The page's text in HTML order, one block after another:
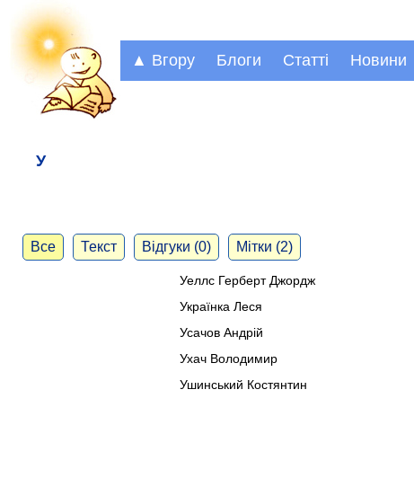
▲ Вгору Блоги Статті Новини
У
Все Текст Відгуки (0) Мітки (2)
Уеллс Герберт Джордж
Українка Леся
Усачов Андрій
Ухач Володимир
Ушинський Костянтин